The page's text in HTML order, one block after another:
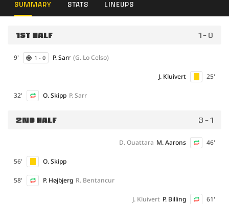
SUMMARY STATS LINEUPS
1ST HALF 1 - 0
9' 1 - 0 P. Sarr (G. Lo Celso)
25'
J. Kluivert
32' O. Skipp P. Sarr
2ND HALF 3 - 1
46'
M. Aarons
D. Ouattara
56' O. Skipp
58' P. Højbjerg R. Bentancur
61'
P. Billing
J. Kluivert